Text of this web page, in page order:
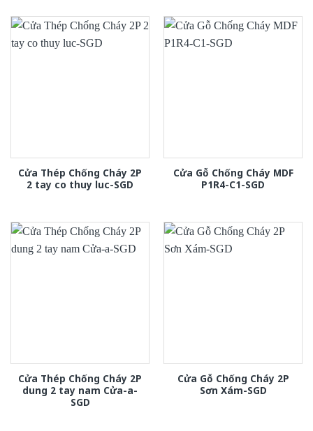
Cửa Thép Chống Cháy 2P
2 tay co thuy luc-SGD
Cửa Gỗ Chống Cháy MDF
P1R4-C1-SGD
Cửa Thép Chống Cháy 2P
dung 2 tay nam Cửa-a-
SGD
Cửa Gỗ Chống Cháy 2P
Sơn Xám-SGD